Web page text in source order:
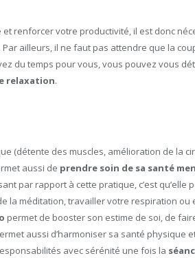
renforcer votre productivité, il est donc
. Par ailleurs, il ne faut pas attendre que la
du temps pour vous, vous pouvez vous
relaxation.
(détente des muscles, amélioration de la
aussi de prendre soin de sa santé
par rapport à cette pratique, c’est qu’elle
la méditation, travailler votre respiration ou
permet de booster son estime de soi, de
aussi d’harmoniser sa santé physique
avec sérénité une fois la